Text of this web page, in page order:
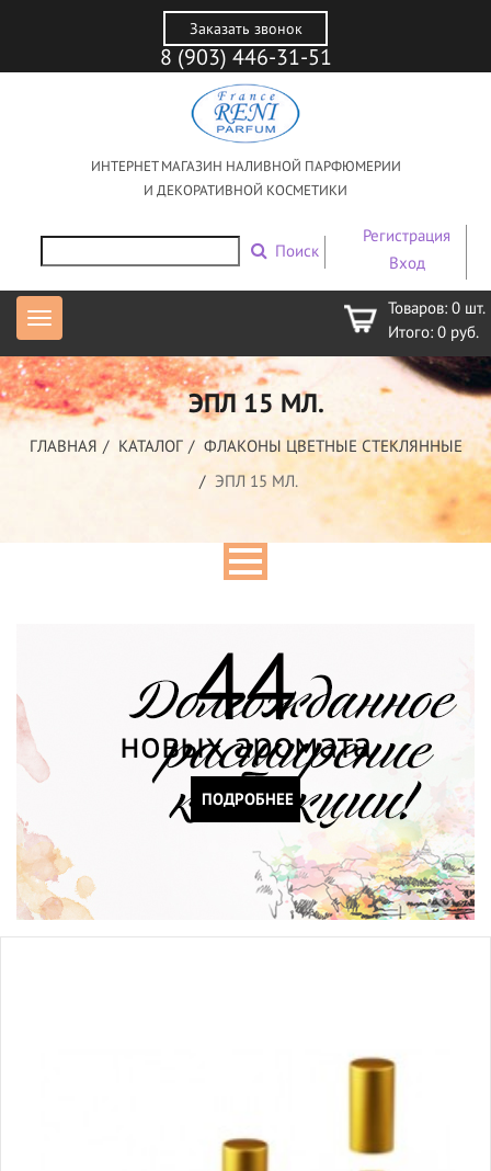
Заказать звонок
8 (903) 446-31-51
ИНТЕРНЕТ МАГАЗИН НАЛИВНОЙ ПАРФЮМЕРИИ
И ДЕКОРАТИВНОЙ КОСМЕТИКИ
Поиск
Регистрация
Вход
Товаров: 0 шт.
Итого: 0 руб.
ЭПЛ 15 МЛ.
ГЛАВНАЯ КАТАЛОГ
ФЛАКОНЫ ЦВЕТНЫЕ СТЕКЛЯННЫЕ
ЭПЛ 15 МЛ.
44
новых аромата
ПОДРОБНЕЕ